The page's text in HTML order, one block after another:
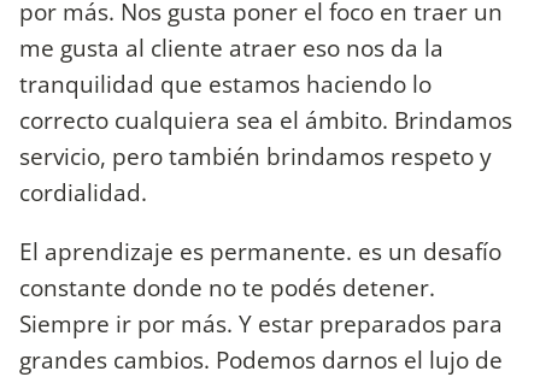
por más. Nos gusta poner el foco en traer un
me gusta al cliente atraer eso nos da la
tranquilidad que estamos haciendo lo
correcto cualquiera sea el ámbito. Brindamos
servicio, pero también brindamos respeto y
cordialidad.
El aprendizaje es permanente. es un desafío
constante donde no te podés detener.
Siempre ir por más. Y estar preparados para
grandes cambios. Podemos darnos el lujo de